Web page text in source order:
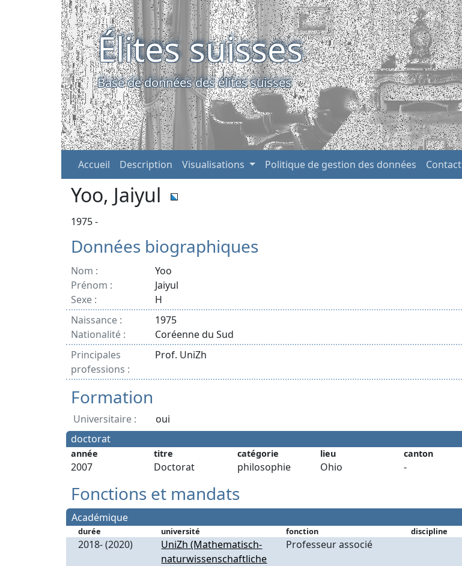
Élites suisses
Base de données des élites suisses
Accueil Description Visualisations Politique de gestion des données Contact
Yoo, Jaiyul
1975 -
Données biographiques
Nom :
Yoo
Prénom :
Jaiyul
Sexe :
H
Naissance :
1975
Nationalité :
Coréenne du Sud
Principales
professions :
Prof. UniZh
Formation
Universitaire :
oui
doctorat
année titre catégorie lieu canton
2007 Doctorat philosophie Ohio -
Fonctions et mandats
Académique
durée université fonction discipline
2018- (2020)
UniZh (Mathematisch-
naturwissenschaftliche
Professeur associé